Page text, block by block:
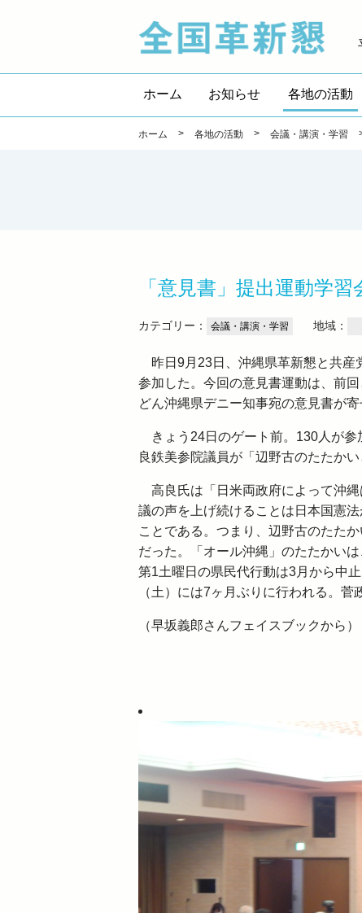
ホーム お知らせ 各地の活動
ホーム > 各地の活動 > 会議・講演・学習
「意見書」提出運動
カテゴリー： 会議・講演・学習 地域：
昨日9月23日、沖縄県革新懇と共産
参加した。今回の意見書運動は、前
どん沖縄県デニー知事宛の意見書が
きょう24日のゲート前。130人が参
良鉄美参院議員が「辺野古のたたか
高良氏は「日米両政府によって沖
議の声を上げ続けることは日本国憲
ことである。つまり、辺野古のたた
だった。「オール沖縄」のたたかい
第1土曜日の県民代行動は3月から中
（土）には7ヶ月ぶりに行われる。菅
（早坂義郎さんフェイスブックから）